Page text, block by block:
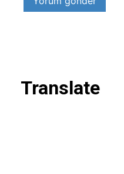
Translate